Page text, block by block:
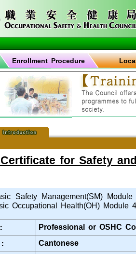
Enrollment Procedure
for Safety
Safety Management(SM)
Occupational Health(OH) Module
Professional or OSHC
Cantonese